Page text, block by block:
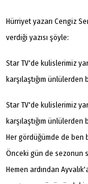
Hürriyet yazarı Cengiz
verdiği yazısı şöyle:
Star TV'de kulislerimiz
karşılaştığım
Star TV'de kulislerimiz
karşılaştığım
Her gördüğümde de ben
Önceki gün de sezonun
Hemen ardından